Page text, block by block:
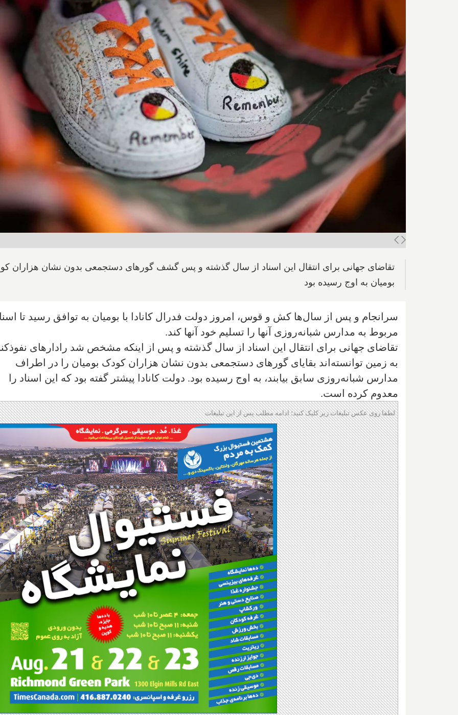
تقاضای جهانی برای انتقال این اسناد از سال گذشته و پس گشف گورهای دستجمعی بدون نشان هزاران
بومیان به اوج رسیده بود
سرانجام و پس از سال‌ها کش و قوس، امروز دولت فدرال کانادا با بومیان به توافق رسید تا
مربوط به مدارس شبانه‌روزی آنها را تسلیم خود آنها کند.
تقاضای جهانی برای انتقال این اسناد از سال گذشته و پس از اینکه مشخص شد رادارهای
به زمین توانسته‌اند بقایای گورهای دستجمعی بدون نشان هزاران کودک بومیان را در اطراف
مدارس شبانه‌روزی سابق بیابند، به اوج رسیده بود. دولت کانادا پیشتر گفته بود که این اسناد را
معدوم کرده است.
لطفا روی عکس تبلیغات زیر کلیک کنید؛ ادامه مطلب پس از این تبلیغات